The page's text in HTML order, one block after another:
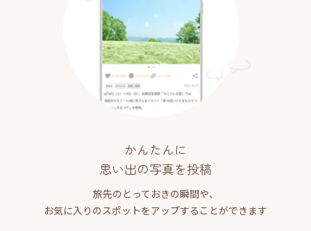
かんたんに
思い出の写真を投稿
旅先のとっておきの瞬間や、
お気に入りのスポットをアップすることができます